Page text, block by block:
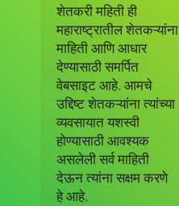
शेतकरी महिती ही
महाराष्ट्रातील शेतकऱ्यांना
माहिती आणि आधार
देण्यासाठी समर्पित
वेबसाइट आहे. आमचे
उद्दिष्ट शेतकऱ्यांना त्यांच्या
व्यवसायात यशस्वी
होण्यासाठी आवश्यक
असलेली सर्व माहिती
देऊन त्यांना सक्षम करणे
हे आहे.